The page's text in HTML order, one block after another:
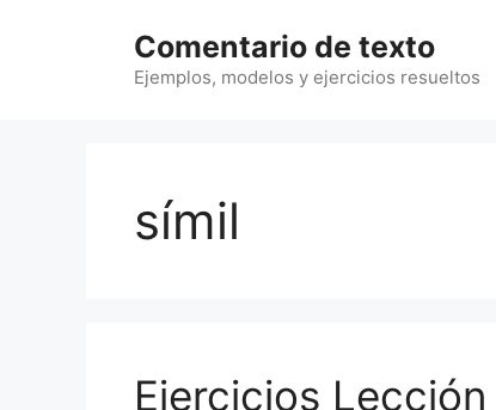
Comentario de texto
Ejemplos, modelos y ejercicios resueltos
símil
Ejercicios